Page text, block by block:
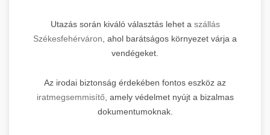
Utazás során kiváló választás lehet a szállás
Székesfehérváron , ahol barátságos környezet várja a
vendégeket.
Az irodai biztonság érdekében fontos eszköz az
iratmegsemmisítő, amely védelmet nyújt a bizalmas
dokumentumoknak.